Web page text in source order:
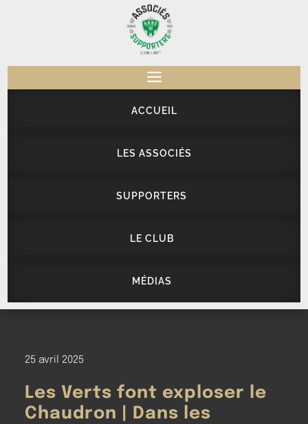
a
ACCUEIL
LES ASSOCIÉS
SUPPORTERS
LE CLUB
MÉDIAS
25 avril 2025
Les Verts font exploser le
Chaudron | Dans les